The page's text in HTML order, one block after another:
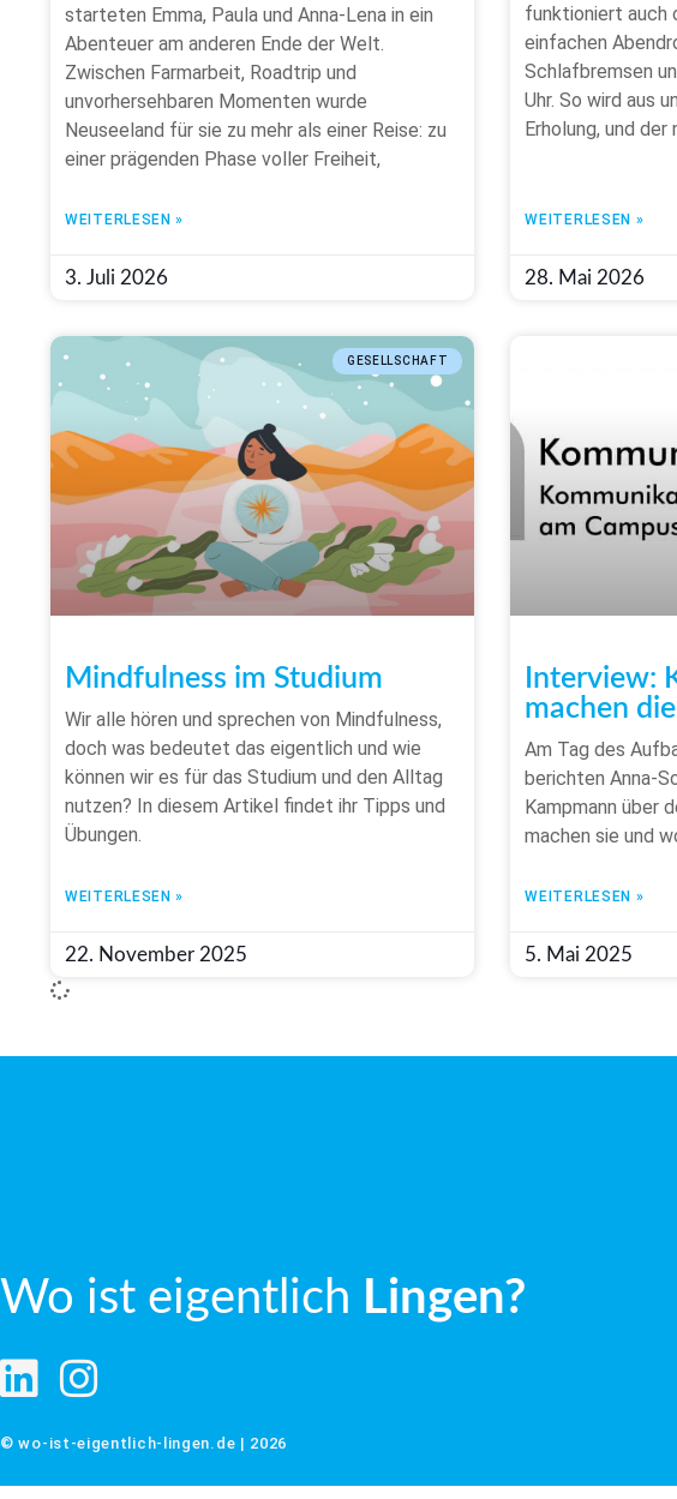
starteten Emma, Paula und Anna-Lena in ein
Abenteuer am anderen Ende der Welt.
Zwischen Farmarbeit, Roadtrip und
unvorhersehbaren Momenten wurde
Neuseeland für sie zu mehr als einer Reise: zu
einer prägenden Phase voller Freiheit,
WEITERLESEN »
3. Juli 2026
funktioniert auch
einfachen
Schlafbremsen
Uhr. So wird aus
Erholung, und
WEITERLESEN »
28. Mai 2026
GESELLSCHAFT
Mindfulness im Studium
Wir alle hören und sprechen von Mindfulness,
doch was bedeutet das eigentlich und wie
können wir es für das Studium und den Alltag
nutzen? In diesem Artikel findet ihr Tipps und
Übungen.
WEITERLESEN »
22. November 2025
Interview:
machen
Am Tag des
berichten Anna-
Kampmann über
machen sie und
WEITERLESEN »
5. Mai 2025
Wo ist eigentlich Lingen?
© wo-ist-eigentlich-lingen.de | 2026